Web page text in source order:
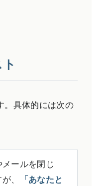
。具体的には次の
ールを閉じ
、
「あなたと